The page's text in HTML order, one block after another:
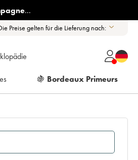
...
Preise gelten für die Lieferung nach:
🍇 Bordeaux Primeurs